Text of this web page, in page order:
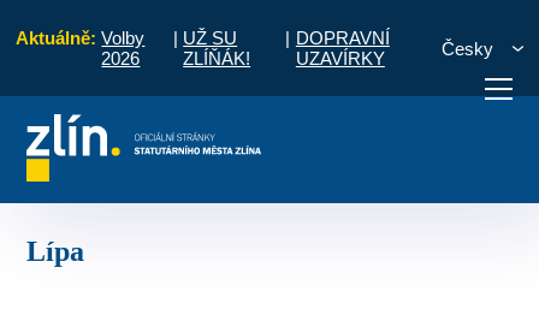
Aktuálně: Volby
2026
| UŽ SU
ZLÍŇÁK!
| DOPRAVNÍ
UZAVÍRKY
Česky
Lípa